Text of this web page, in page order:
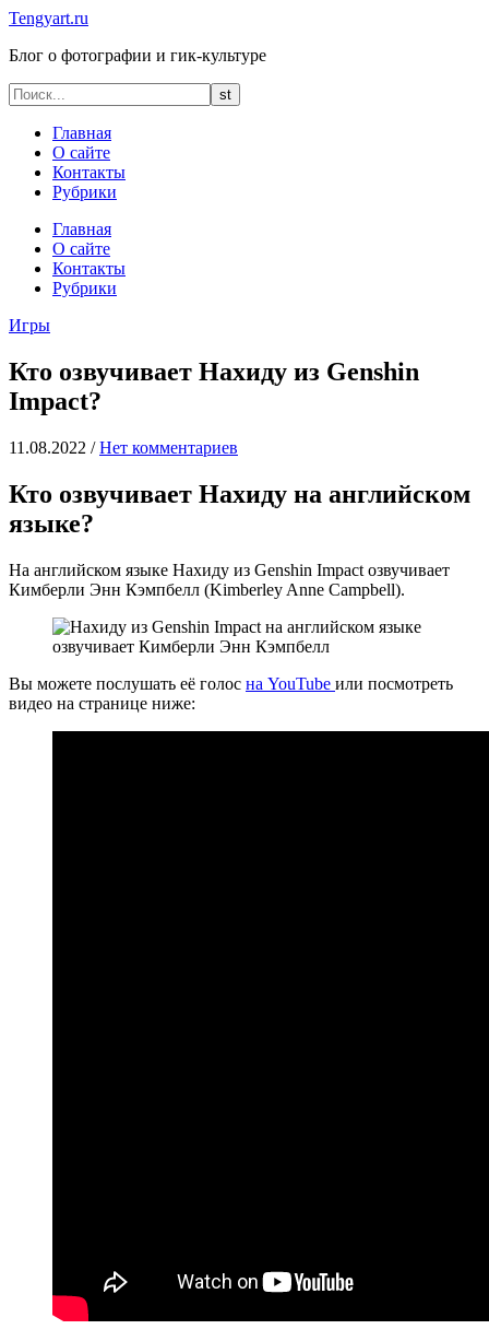
Tengyart.ru
Блог о фотографии и гик-культуре
Главная
О сайте
Контакты
Рубрики
Главная
О сайте
Контакты
Рубрики
Игры
Кто озвучивает Нахиду из Genshin
Impact?
11.08.2022 / Нет комментариев
Кто озвучивает Нахиду на английском
языке?
На английском языке Нахиду из Genshin Impact озвучивает
Кимберли Энн Кэмпбелл (Kimberley Anne Campbell).
Вы можете послушать её голос на YouTube или посмотреть
видео на странице ниже: